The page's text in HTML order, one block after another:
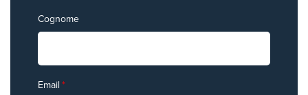
Cognome
Email *